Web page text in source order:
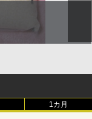
1カ月